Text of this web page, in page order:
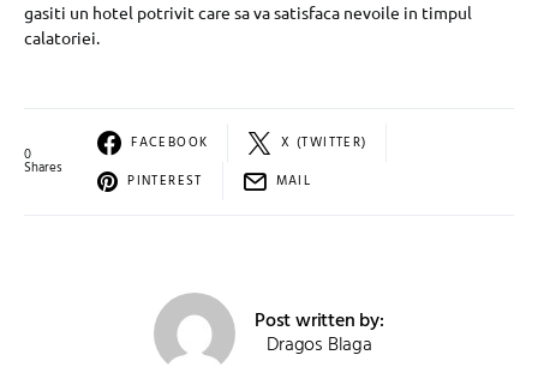
gasiti un hotel potrivit care sa va satisfaca nevoile in timpul
calatoriei.
0
Shares
FACEBOOK
X (TWITTER)
PINTEREST
MAIL
Post written by:
Dragos Blaga